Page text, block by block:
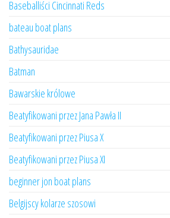
Baseballiści Cincinnati Reds
bateau boat plans
Bathysauridae
Batman
Bawarskie królowe
Beatyfikowani przez Jana Pawła II
Beatyfikowani przez Piusa X
Beatyfikowani przez Piusa XI
beginner jon boat plans
Belgijscy kolarze szosowi